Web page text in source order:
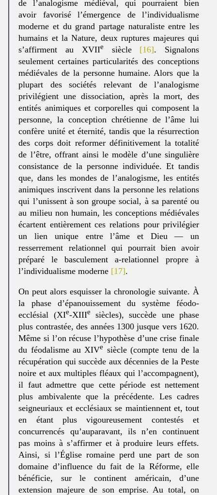
de l’analogisme médiéval, qui pourraient bien
avoir favorisé l’émergence de l’individualisme
moderne et du grand partage naturaliste entre les
humains et la Nature, deux ruptures majeures qui
s’affirment au XVIIe siècle [16]. Signalons
seulement certaines particularités des conceptions
médiévales de la personne humaine. Alors que la
plupart des sociétés relevant de l’analogisme
privilégient une dissociation, après la mort, des
entités animiques et corporelles qui composent la
personne, la conception chrétienne de l’âme lui
confère unité et éternité, tandis que la résurrection
des corps doit reformer définitivement la totalité
de l’être, offrant ainsi le modèle d’une singulière
consistance de la personne individuée. Et tandis
que, dans les mondes de l’analogisme, les entités
animiques inscrivent dans la personne les relations
qui l’unissent à son groupe social, à sa parenté ou
au milieu non humain, les conceptions médiévales
écartent entièrement ces relations pour privilégier
un lien unique entre l’âme et Dieu — un
resserrement relationnel qui pourrait bien avoir
préparé le basculement a-relationnel propre à
l’individualisme moderne [17].
On peut alors esquisser la chronologie suivante. À
la phase d’épanouissement du système féodo-
ecclésial (XIe-XIIIe
siècles), succède une phase
plus contrastée, des années 1300 jusque vers 1620.
Même si l’on récuse l’hypothèse d’une crise finale
du féodalisme au XIVe siècle (compte tenu de la
récupération qui succède aux décennies de la Peste
noire et aux multiples fléaux qui l’accompagnent),
il faut admettre que cette période est nettement
plus ambivalente que la précédente. Les cadres
seigneuriaux et ecclésiaux se maintiennent et, tout
en étant plus vigoureusement contestés et
concurrencés qu’auparavant, ils n’en continuent
pas moins à s’affirmer et à produire leurs effets.
Ainsi, si l’Église romaine perd une part de son
domaine d’influence du fait de la Réforme, elle
bénéficie, sur le continent américain, d’une
extension majeure de son emprise. Au total, on